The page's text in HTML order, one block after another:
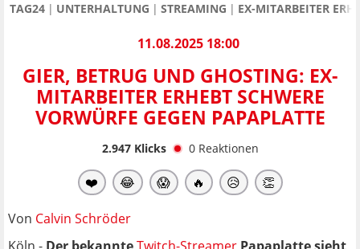
TAG24 UNTERHALTUNG STREAMING EX-MITARBEITER
11.08.2025 18:00
GIER, BETRUG UND GHOSTING: EX-
MITARBEITER ERHEBT SCHWERE
VORWÜRFE GEGEN PAPAPLATTE
2.947Klicks 0 Reaktionen
❤️ 😂 😱 🔥 😥 👏
Von Calvin Schröder